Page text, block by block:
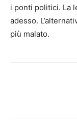
i ponti politici. La
adesso.
più malato.